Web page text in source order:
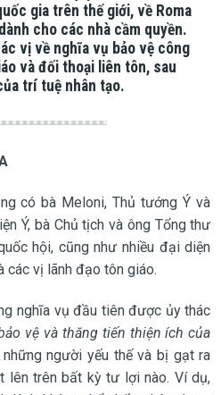
gia trên thế giới, về Roma
cho các nhà cầm quyền.
vị về nghĩa vụ bảo vệ công
và đối thoại liên tôn, sau
trí tuệ nhân tạo.
có bà Meloni, Thủ tướng Ý và
Ý, bà Chủ tịch và ông Tổng thư
hội, cũng như nhiều đại diện
các vị lãnh đạo tôn giáo.
nghĩa vụ đầu tiên được ủy thác
vệ và thăng tiến thiện ích của
người yếu thế và bị gạt ra
lên trên bất kỳ tư lợi nào. Ví dụ,